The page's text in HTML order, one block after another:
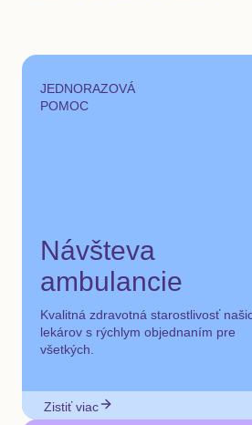
JEDNORAZOVÁ
POMOC
Návšteva
ambulancie
Kvalitná zdravotná starostlivosť
lekárov s rýchlym objednaním pre
všetkých.
Zistiť viac